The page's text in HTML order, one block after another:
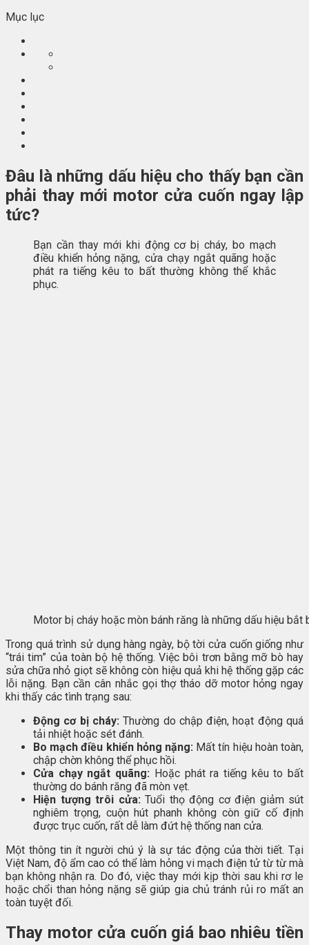
Mục lục
Đâu là những dấu hiệu cho thấy bạn cần
phải thay mới motor cửa cuốn ngay lập
tức?
Bạn cần thay mới khi động cơ bị cháy, bo mạch
điều khiển hỏng nặng, cửa chạy ngắt quãng hoặc
phát ra tiếng kêu to bất thường không thể khắc
phục.
Motor bị cháy hoặc mòn bánh răng là những dấu hiệu
Trong quá trình sử dụng hàng ngày, bộ tời cửa cuốn giống như
“trái tim” của toàn bộ hệ thống. Việc bôi trơn bằng mỡ bò hay
sửa chữa nhỏ giọt sẽ không còn hiệu quả khi hệ thống gặp các
lỗi nặng. Bạn cần cân nhắc gọi thợ tháo dỡ motor hỏng ngay
khi thấy các tình trạng sau:
Động cơ bị cháy: Thường do chập điện, hoạt động quá
tải nhiệt hoặc sét đánh.
Bo mạch điều khiển hỏng nặng: Mất tín hiệu hoàn toàn,
chập chờn không thể phục hồi.
Cửa chạy ngắt quãng: Hoặc phát ra tiếng kêu to bất
thường do bánh răng đã mòn vẹt.
Hiện tượng trôi cửa: Tuổi thọ động cơ điện giảm sút
nghiêm trọng, cuộn hút phanh không còn giữ cố định
được trục cuốn, rất dễ làm đứt hệ thống nan cửa.
Một thông tin ít người chú ý là sự tác động của thời tiết. Tại
Việt Nam, độ ẩm cao có thể làm hỏng vi mạch điện tử từ từ mà
bạn không nhận ra. Do đó, việc thay mới kịp thời sau khi rơ le
hoặc chổi than hỏng nặng sẽ giúp gia chủ tránh rủi ro mất an
toàn tuyệt đối.
Thay motor cửa cuốn giá bao nhiêu tiền